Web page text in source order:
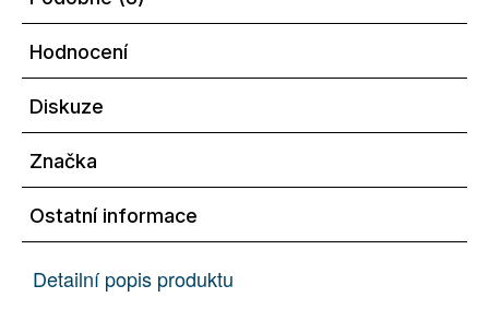
Hodnocení
Diskuze
Značka
Ostatní informace
Detailní popis produktu